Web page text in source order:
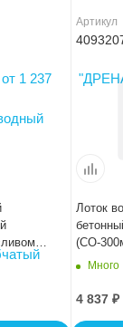
- BGF-
Артикул
Лоток
(СО-
KUв
Много
4 837 ₽